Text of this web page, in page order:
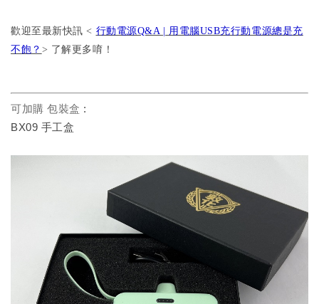
歡迎至最新快訊 < 行動電源Q&A | 用電腦USB充行動電源總是充
不飽？ > 了解更多唷！
可加購 包裝盒 :
BX09 手工盒